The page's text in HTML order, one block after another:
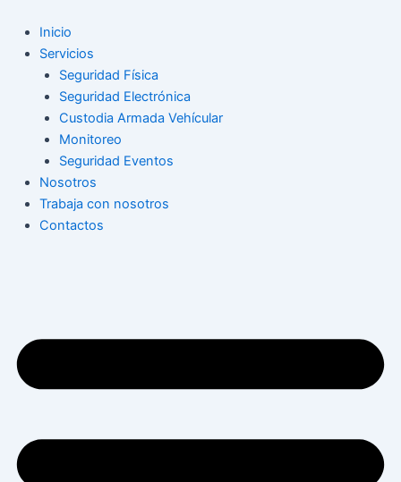
contenido
Inicio
Servicios
Seguridad Física
Seguridad Electrónica
Custodia Armada Vehícular
Monitoreo
Seguridad Eventos
Nosotros
Trabaja con nosotros
Contactos
entradas